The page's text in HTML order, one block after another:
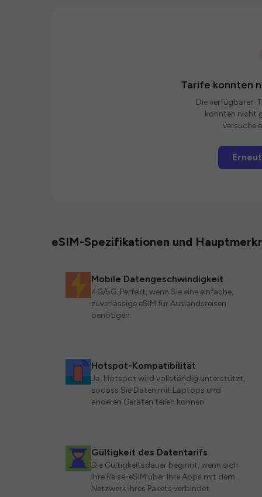
Tarife konnten
Die verfügbaren
konnten nicht
versuche
eSIM-Spezifikationen und
Mobile Datengeschwindigkeit
4G/5G. Perfekt, wenn Sie eine einfache,
zuverlässige eSIM für Auslandsreisen
benötigen.
Hotspot-Kompatibilität
Ja. Hotspot wird vollständig unterstützt,
sodass Sie Daten mit Laptops und
anderen Geräten teilen können.
Gültigkeit des Datentarifs
Die Gültigkeitsdauer beginnt, wenn sich
Ihre Reise-eSIM über Ihre Apps mit dem
Netzwerk Ihres Pakets verbindet.